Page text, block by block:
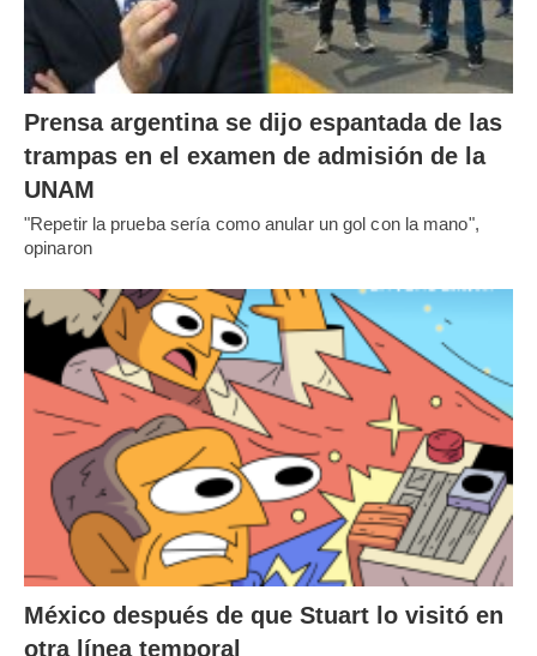
Prensa argentina se dijo espantada de las
trampas en el examen de admisión de la
UNAM
"Repetir la prueba sería como anular un gol con la mano",
opinaron
México después de que Stuart lo visitó en
otra línea temporal